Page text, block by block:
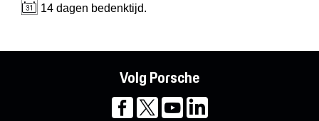
14 dagen bedenktijd.
Volg Porsche